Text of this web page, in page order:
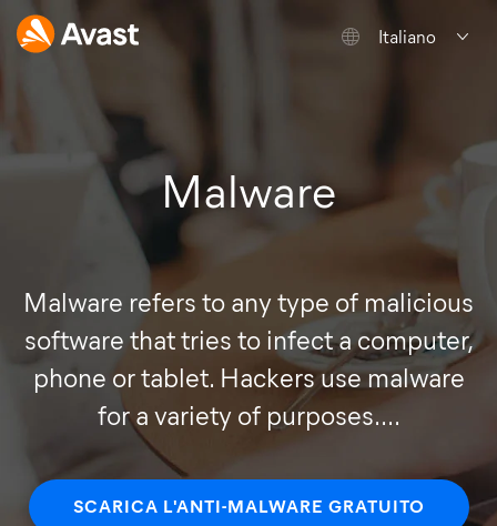
Italiano
Malware
Malware refers to any type of malicious
software that tries to infect a computer,
phone or tablet. Hackers use malware
for a variety of purposes....
SCARICA L'ANTI-MALWARE GRATUITO